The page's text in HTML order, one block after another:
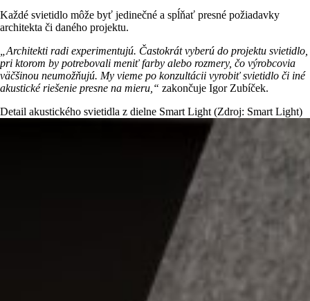
Každé svietidlo môže byť jedinečné a spĺňať presné požiadavky
architekta či daného projektu.
„Architekti radi experimentujú. Častokrát vyberú do projektu svietidlo,
pri ktorom by potrebovali meniť farby alebo rozmery, čo výrobcovia
väčšinou neumožňujú. My vieme po konzultácii vyrobiť svietidlo či iné
akustické riešenie presne na mieru,“ zakončuje Igor Zubíček.
Detail akustického svietidla z dielne Smart Light (Zdroj: Smart Light)